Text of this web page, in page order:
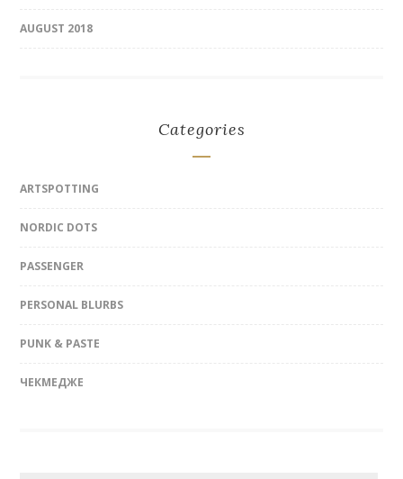
AUGUST 2018
Categories
ARTSPOTTING
NORDIC DOTS
PASSENGER
PERSONAL BLURBS
PUNK & PASTE
ЧЕКМЕДЖЕ